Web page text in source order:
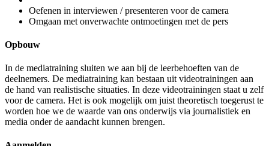
Oefenen in interviewen / presenteren voor de camera
Omgaan met onverwachte ontmoetingen met de pers
Opbouw
In de mediatraining sluiten we aan bij de leerbehoeften van de
deelnemers. De mediatraining kan bestaan uit videotrainingen aan
de hand van realistische situaties. In deze videotrainingen staat u zelf
voor de camera. Het is ook mogelijk om juist theoretisch toegerust te
worden hoe we de waarde van ons onderwijs via journalistiek en
media onder de aandacht kunnen brengen.